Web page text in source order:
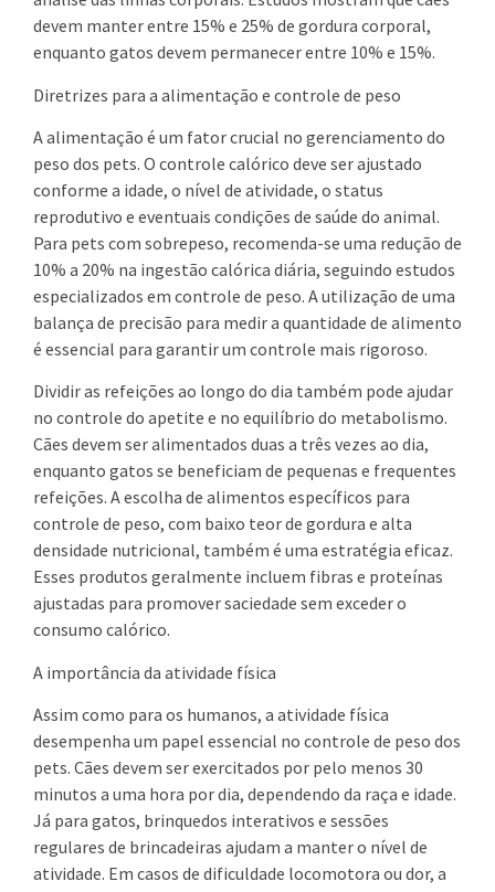
devem manter entre 15% e 25% de gordura corporal,
enquanto gatos devem permanecer entre 10% e 15%.
Diretrizes para a alimentação e controle de peso
A alimentação é um fator crucial no gerenciamento do
peso dos pets. O controle calórico deve ser ajustado
conforme a idade, o nível de atividade, o status
reprodutivo e eventuais condições de saúde do animal.
Para pets com sobrepeso, recomenda-se uma redução de
10% a 20% na ingestão calórica diária, seguindo estudos
especializados em controle de peso. A utilização de uma
balança de precisão para medir a quantidade de alimento
é essencial para garantir um controle mais rigoroso.
Dividir as refeições ao longo do dia também pode ajudar
no controle do apetite e no equilíbrio do metabolismo.
Cães devem ser alimentados duas a três vezes ao dia,
enquanto gatos se beneficiam de pequenas e frequentes
refeições. A escolha de alimentos específicos para
controle de peso, com baixo teor de gordura e alta
densidade nutricional, também é uma estratégia eficaz.
Esses produtos geralmente incluem fibras e proteínas
ajustadas para promover saciedade sem exceder o
consumo calórico.
A importância da atividade física
Assim como para os humanos, a atividade física
desempenha um papel essencial no controle de peso dos
pets. Cães devem ser exercitados por pelo menos 30
minutos a uma hora por dia, dependendo da raça e idade.
Já para gatos, brinquedos interativos e sessões
regulares de brincadeiras ajudam a manter o nível de
atividade. Em casos de dificuldade locomotora ou dor, a